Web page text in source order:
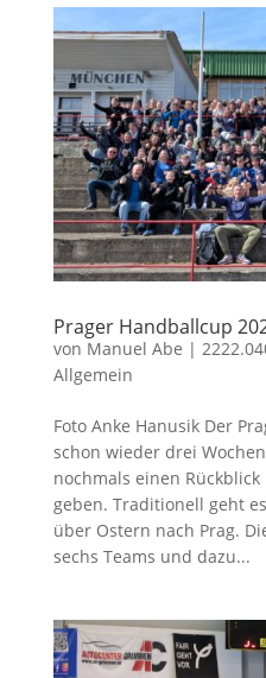
Prager Handballcup
von Manuel Abe |
Allgemein
Foto Anke Hanusik Der
schon wieder drei
nochmals einen
geben. Traditionell geht
über Ostern nach Prag.
sechs Teams und dazu...